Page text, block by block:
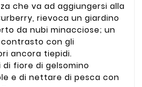
che va ad aggiungersi alla
rievoca un giardino
da nubi minacciose; un
con gli
ancora tiepidi.
di fiore di gelsomino
e di nettare di pesca con